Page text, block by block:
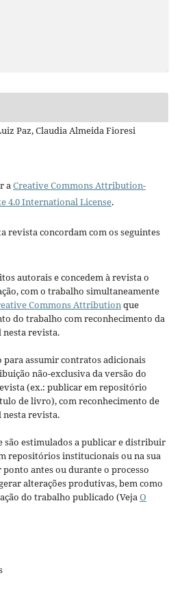
Paz, Claudia Almeida Fioresi
aCreative Commons Attribution-
4.0 International License.
revista concordam com os seguintes
autorais e concedem à revista o
com o trabalho simultaneamente
Commons Attributionque
do trabalho com reconhecimento da
revista.
para assumir contratos adicionais
não-exclusiva da versão do
(ex.: publicar em repositório
de livro), com reconhecimento de
revista.
são estimulados a publicar e distribuir
repositórios institucionais ou na sua
antes ou durante o processo
alterações produtivas, bem como
do trabalho publicado (VejaO